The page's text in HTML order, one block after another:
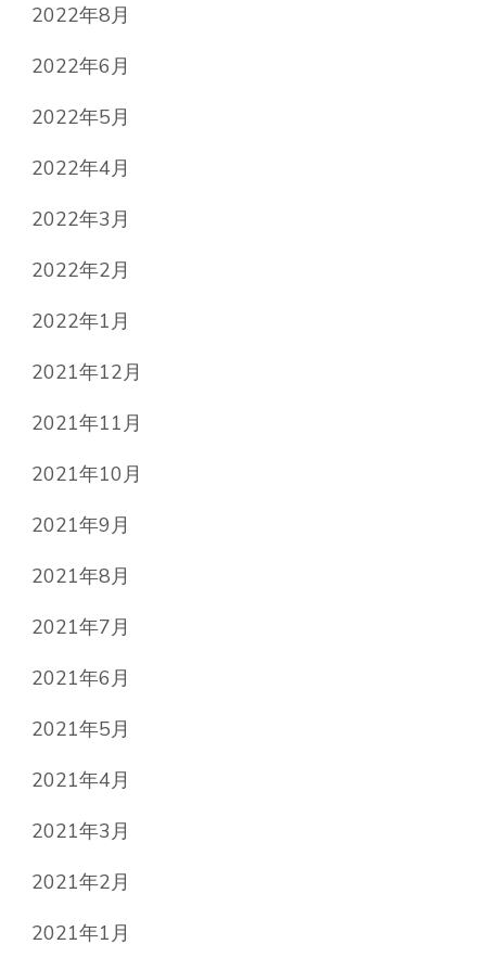
2022年8月
2022年6月
2022年5月
2022年4月
2022年3月
2022年2月
2022年1月
2021年12月
2021年11月
2021年10月
2021年9月
2021年8月
2021年7月
2021年6月
2021年5月
2021年4月
2021年3月
2021年2月
2021年1月